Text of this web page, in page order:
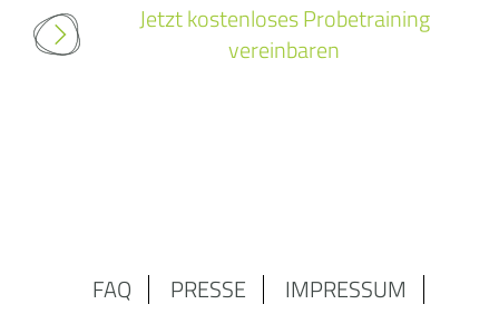
Jetzt kostenloses Probetraining
vereinbaren
FAQ PRESSE
IMPRESSUM